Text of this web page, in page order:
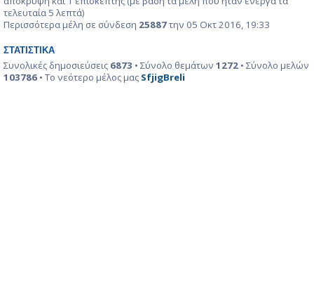
τελευταία 5 λεπτά)
Περισσότερα μέλη σε σύνδεση 25887την 05 Οκτ 2016, 19:33
ΣΤΑΤΙΣΤΙΚΆ
Συνολικές δημοσιεύσεις 6873 • Σύνολο θεμάτων 1272 • Σύνολο μελών
103786 • Το νεότερο μέλος μας SfjigBreli